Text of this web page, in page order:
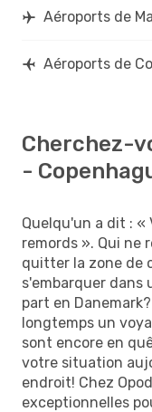
Aéroports de
Aéroports de
Cherchez-
-
Quelqu'un a dit : «
remords ». Qui ne
quitter la zone de
s'embarquer dans
part en
longtemps un
sont encore en
votre situation
endroit! Chez
exceptionnelles